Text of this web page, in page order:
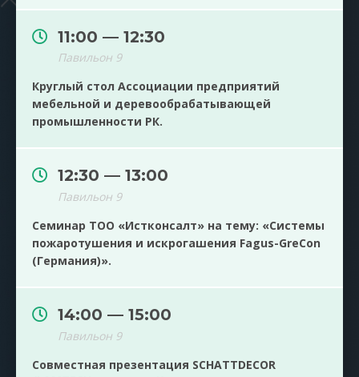
11:00 — 12:30
Павильон 9
Круглый стол Ассоциации предприятий
мебельной и деревообрабатывающей
промышленности РК.
12:30 — 13:00
Павильон 9
Семинар ТОО «Истконсалт» на тему: «Системы
пожаротушения и искрогашения Fagus-GreCon
(Германия)».
14:00 — 15:00
Павильон 9
Совместная презентация SCHATTDECOR